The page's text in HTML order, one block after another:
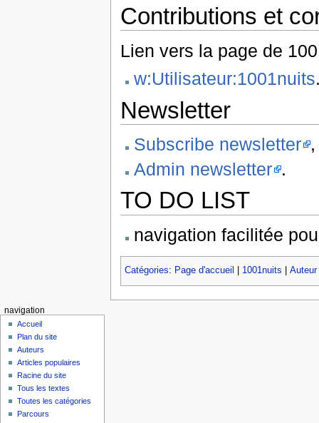
Contributions et
Lien vers la page de
w:Utilisateur:1001nuits
Newsletter
Subscribe newsletter ,
Admin newsletter .
TO DO LIST
navigation facilitée
Catégories: Page d'accueil 1001nuits Auteur
navigation
Accueil
Plan du site
Auteurs
Articles populaires
Racine du site
Tous les textes
Toutes les catégories
Parcours